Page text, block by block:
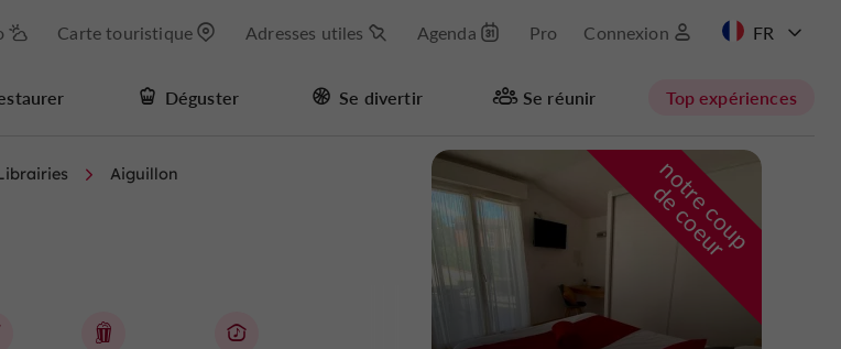
Carte touristique Adresses utiles Agenda Pro Connexion
Déguster Se divertir Se réunir Top expériences
Masquer la carte
Aiguillon n
o
t
r
e
c
o
u
p
d
e
c
o
e
u
r